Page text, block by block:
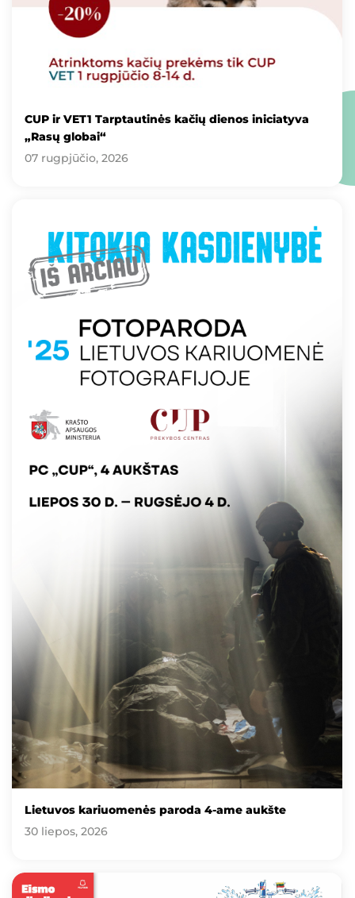
CUP ir VET1 Tarptautinės kačių dienos iniciatyva
„Rasų globai“
07 rugpjūčio, 2026
Lietuvos kariuomenės paroda 4-ame aukšte
30 liepos, 2026